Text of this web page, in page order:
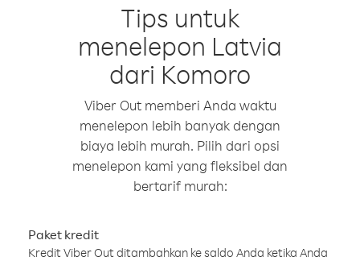
Tips untuk
menelepon Latvia
dari Komoro
Viber Out memberi Anda waktu
menelepon lebih banyak dengan
biaya lebih murah. Pilih dari opsi
menelepon kami yang fleksibel dan
bertarif murah:
Paket kredit
Kredit Viber Out ditambahkan ke saldo Anda ketika Anda